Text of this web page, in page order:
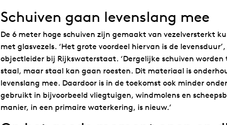
Schuiven gaan levenslang mee
De 6 meter hoge schuiven zijn gemaakt van vezelversterkt
met glasvezels. ‘Het grote voordeel hiervan is de
objectleider bij Rijkswaterstaat. ‘Dergelijke schuiven
staal, maar staal kan gaan roesten. Dit materiaal is
levenslang mee. Daardoor is in de toekomst ook minder
gebruikt in bijvoorbeeld vliegtuigen, windmolens en
manier, in een primaire waterkering, is nieuw.’